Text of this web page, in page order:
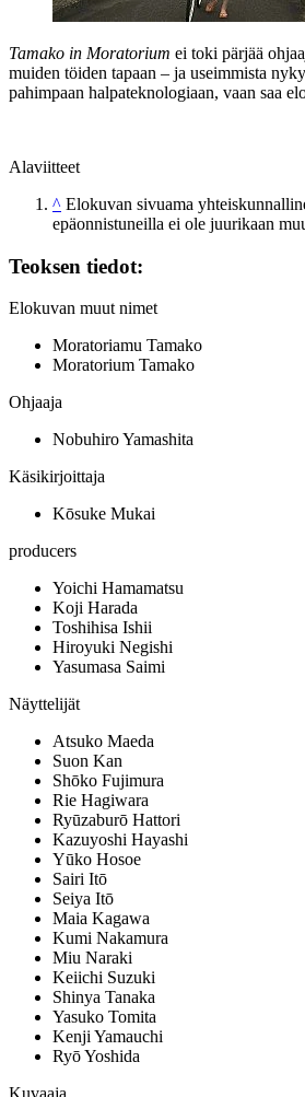
Tamako in Moratorium ei toki pärjää
muiden töiden tapaan – ja useimmista
pahimpaan halpateknologiaan, vaan saa
Alaviitteet
^ Elokuvan sivuama
epäonnistuneilla ei ole juurikaan
Teoksen tiedot:
Elokuvan muut nimet
Moratoriamu Tamako
Moratorium Tamako
Ohjaaja
Nobuhiro Yamashita
Käsikirjoittaja
Kōsuke Mukai
producers
Yoichi Hamamatsu
Koji Harada
Toshihisa Ishii
Hiroyuki Negishi
Yasumasa Saimi
Näyttelijät
Atsuko Maeda
Suon Kan
Shōko Fujimura
Rie Hagiwara
Ryūzaburō Hattori
Kazuyoshi Hayashi
Yūko Hosoe
Sairi Itō
Seiya Itō
Maia Kagawa
Kumi Nakamura
Miu Naraki
Keiichi Suzuki
Shinya Tanaka
Yasuko Tomita
Kenji Yamauchi
Ryō Yoshida